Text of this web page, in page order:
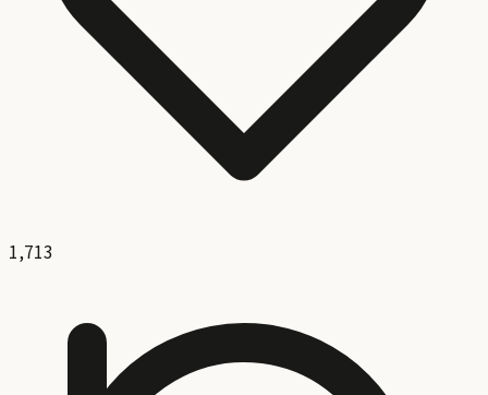
1,713